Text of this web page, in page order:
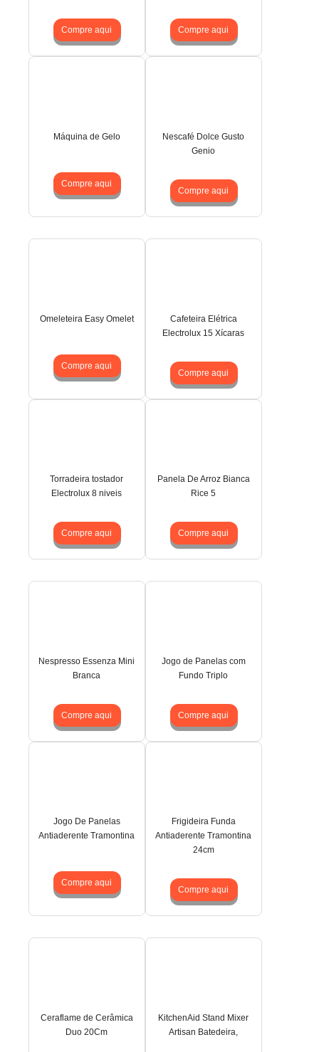
Compre aqui Compre aqui
Máquina de Gelo
Compre aqui
Nescafé Dolce Gusto
Genio
Compre aqui
Omeleteira Easy Omelet
Compre aqui
Cafeteira Elétrica
Electrolux 15 Xícaras
Compre aqui
Torradeira tostador
Electrolux 8 niveis
Compre aqui
Panela De Arroz Bianca
Rice 5
Compre aqui
Nespresso Essenza Mini
Branca
Compre aqui
Jogo de Panelas com
Fundo Triplo
Compre aqui
Jogo De Panelas
Antiaderente Tramontina
Compre aqui
Frigideira Funda
Antiaderente Tramontina
24cm
Compre aqui
Ceraflame de Cerâmica
Duo 20Cm
KitchenAid Stand Mixer
Artisan Batedeira,